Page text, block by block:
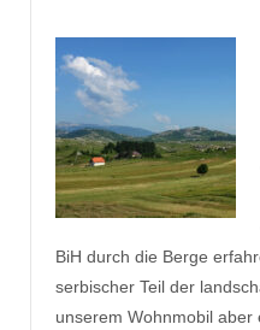
BiH durch die Berge
serbischer Teil der
unserem Wohnmobil aber